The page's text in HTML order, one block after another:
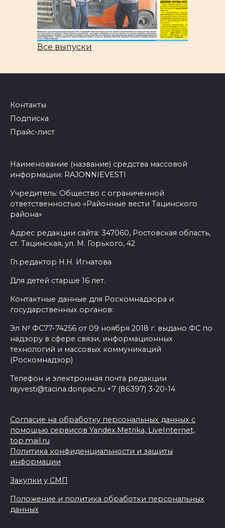
Все выпуски
Контакты
Подписка
Прайс-лист
Наименование (название) средства массовой
информации: RAJONNIEVESTI
Учредитель: Общество с ограниченной
ответственностью «Районные вести Тацинского
района»
Адрес редакции сайта: 347060, Ростовская область,
ст. Тацинская, ул. М. Горького, 42
Гл.редактор Н.Н. Игнатова
Для детей старше 16 лет.
Контактные данные для Роскомнадзора и
государственных органов:
Эл № ФС77-74256 от 09 ноября 2018 г. выдано ФС по
надзору в сфере связи, информационных
технологий и массовых коммуникаций
(Роскомнадзор)
Телефон и электронная почта редакции
rayvesti@tacina.donpac.ru +7 (86397) 3-20-14
Согласие на обработку персональных данных с
помощью сервисов Yandex.Metrika, LiveInternet,
top.mail.ru
Политика конфиденциальности и защиты
информации
Закупки у СМП
Положение и политика обработки персональных
данных